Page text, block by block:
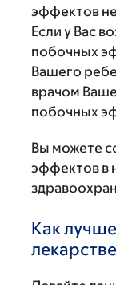
эффектов
Если у Вас
побочных
Вашего
врачом
побочных
Вы можете
эффектов в
Как